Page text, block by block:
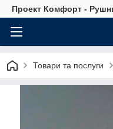
Проект Комфорт -
Товари та послуги